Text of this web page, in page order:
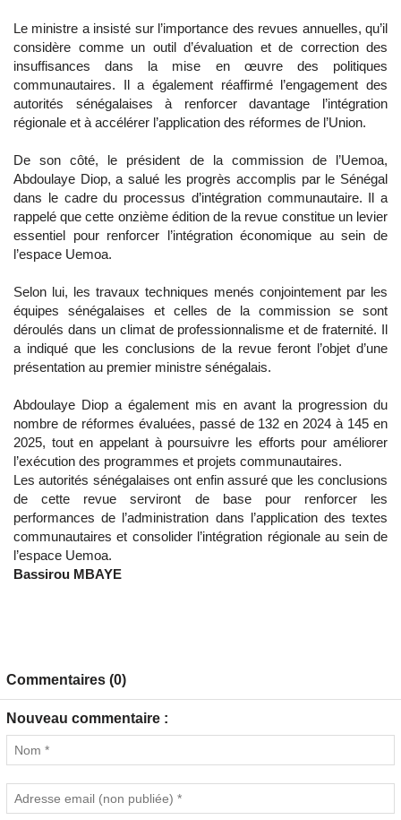
Le ministre a insisté sur l’importance des revues annuelles, qu’il
considère comme un outil d’évaluation et de correction des
insuffisances dans la mise en œuvre des politiques
communautaires. Il a également réaffirmé l’engagement des
autorités sénégalaises à renforcer davantage l’intégration
régionale et à accélérer l’application des réformes de l’Union.
De son côté, le président de la commission de l’Uemoa,
Abdoulaye Diop, a salué les progrès accomplis par le Sénégal
dans le cadre du processus d’intégration communautaire. Il a
rappelé que cette onzième édition de la revue constitue un levier
essentiel pour renforcer l’intégration économique au sein de
l’espace Uemoa.
Selon lui, les travaux techniques menés conjointement par les
équipes sénégalaises et celles de la commission se sont
déroulés dans un climat de professionnalisme et de fraternité. Il
a indiqué que les conclusions de la revue feront l’objet d’une
présentation au premier ministre sénégalais.
Abdoulaye Diop a également mis en avant la progression du
nombre de réformes évaluées, passé de 132 en 2024 à 145 en
2025, tout en appelant à poursuivre les efforts pour améliorer
l’exécution des programmes et projets communautaires.
Les autorités sénégalaises ont enfin assuré que les conclusions
de cette revue serviront de base pour renforcer les
performances de l’administration dans l’application des textes
communautaires et consolider l’intégration régionale au sein de
l’espace Uemoa.
Bassirou MBAYE
Commentaires (0)
Nouveau commentaire :